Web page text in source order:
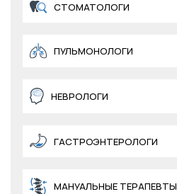
СТОМАТОЛОГИ
ПУЛЬМОНОЛОГИ
НЕВРОЛОГИ
ГАСТРОЭНТЕРОЛОГИ
МАНУАЛЬНЫЕ ТЕРАПЕВТЫ